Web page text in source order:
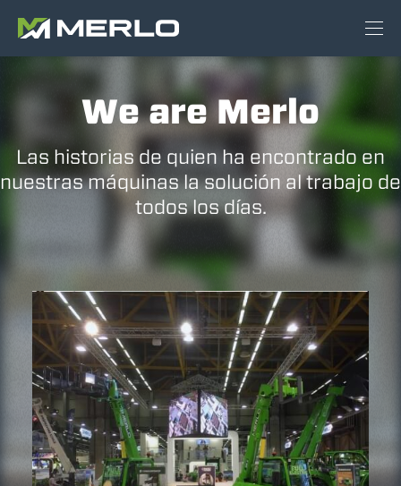
We are Merlo
Las historias de quien ha encontrado en
nuestras máquinas la solución al trabajo de
todos los días.